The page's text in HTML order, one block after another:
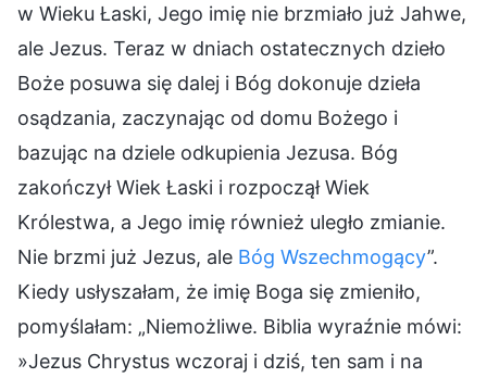
w Wieku Łaski, Jego imię nie brzmiało już Jahwe,
ale Jezus. Teraz w dniach ostatecznych dzieło
Boże posuwa się dalej i Bóg dokonuje dzieła
osądzania, zaczynając od domu Bożego i
bazując na dziele odkupienia Jezusa. Bóg
zakończył Wiek Łaski i rozpoczął Wiek
Królestwa, a Jego imię również uległo zmianie.
Nie brzmi już Jezus, ale Bóg Wszechmogący”.
Kiedy usłyszałam, że imię Boga się zmieniło,
pomyślałam: „Niemożliwe. Biblia wyraźnie mówi:
»Jezus Chrystus wczoraj i dziś, ten sam i na